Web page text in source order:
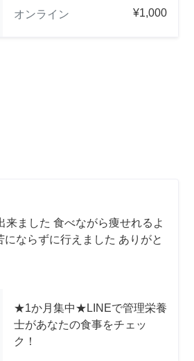
オンライン
¥1,000
ました 食べながら痩せれるよ
ならずに行えました ありがと
★1か月集中★LINEで管理栄養
士があなたの食事をチェッ
ク！